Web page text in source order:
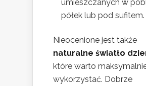
umieszczanych w
półek lub pod sufitem.
Nieocenione jest także
naturalne światło
które warto
wykorzystać. Dobrze